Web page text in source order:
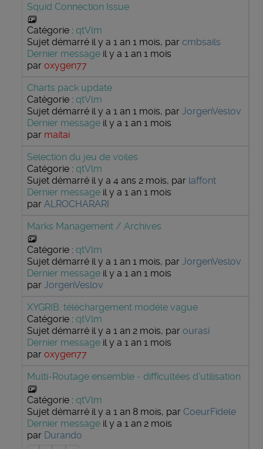
Squid Connection Issue
Catégorie : qtVlm
Sujet démarré il y a 1 an 1 mois, par cmbsails
Dernier message il y a 1 an 1 mois
par oxygen77
Charts pack update
Catégorie : qtVlm
Sujet démarré il y a 1 an 1 mois, par JorgenVeslov
Dernier message il y a 1 an 1 mois
par maitai
Selection du jeu de voiles
Catégorie : qtVlm
Sujet démarré il y a 4 ans 2 mois, par laffont
Dernier message il y a 1 an 1 mois
par ALROCHARARI
Marks Management / Archives
Catégorie : qtVlm
Sujet démarré il y a 1 an 1 mois, par JorgenVeslov
Dernier message il y a 1 an 1 mois
par JorgenVeslov
XYGRIB: téléchargement modèle vague
Catégorie : qtVlm
Sujet démarré il y a 1 an 2 mois, par ourasi
Dernier message il y a 1 an 1 mois
par oxygen77
Multi-Routage ensemble - difficultées d'utilisation
Catégorie : qtVlm
Sujet démarré il y a 1 an 8 mois, par CoeurFidele
Dernier message il y a 1 an 2 mois
par Durando